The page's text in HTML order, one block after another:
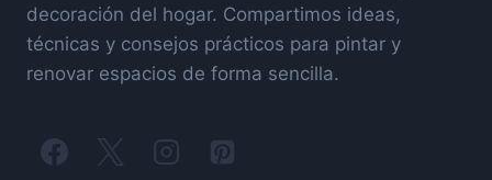
decoración del hogar. Compartimos ideas,
técnicas y consejos prácticos para pintar y
renovar espacios de forma sencilla.